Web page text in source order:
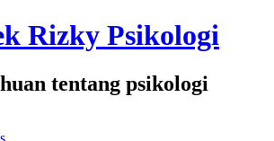
Rizky Psikologi
tentang psikologi